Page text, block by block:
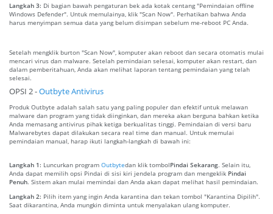
Langkah 3: Di bagian bawah pengaturan bek ada kotak centang "Pemindaian offline
Windows Defender". Untuk memulainya, klik "Scan Now". Perhatikan bahwa Anda
harus menyimpan semua data yang belum disimpan sebelum me-reboot PC Anda.
Setelah mengklik burton "Scan Now", komputer akan reboot dan secara otomatis mulai
mencari virus dan malware. Setelah pemindaian selesai, komputer akan restart, dan
dalam pemberitahuan, Anda akan melihat laporan tentang pemindaian yang telah
selesai.
OPSI 2 -Outbyte Antivirus
Produk Outbyte adalah salah satu yang paling populer dan efektif untuk melawan
malware dan program yang tidak diinginkan, dan mereka akan berguna bahkan ketika
Anda memasang antivirus pihak ketiga berkualitas tinggi. Pemindaian di versi baru
Malwarebytes dapat dilakukan secara real time dan manual. Untuk memulai
pemindaian manual, harap ikuti langkah-langkah di bawah ini:
Langkah 1: Luncurkan program Outbytedan klik tombolPindai Sekarang. Selain itu,
Anda dapat memilih opsi Pindai di sisi kiri jendela program dan mengeklik Pindai
Penuh. Sistem akan mulai memindai dan Anda akan dapat melihat hasil pemindaian.
Langkah 2: Pilih item yang ingin Anda karantina dan tekan tombol "Karantina Dipilih".
Saat dikarantina, Anda mungkin diminta untuk menyalakan ulang komputer.